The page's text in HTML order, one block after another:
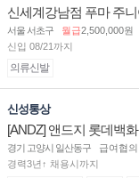
신세계강남점 푸마 주
서울 서초구 월급2,500,000원
신입 08/21까지
의류신발
신성통상
[ANDZ] 앤드지 롯데백
경기 고양시 일산동구
급여협의
경력3년↑ 채용시까지